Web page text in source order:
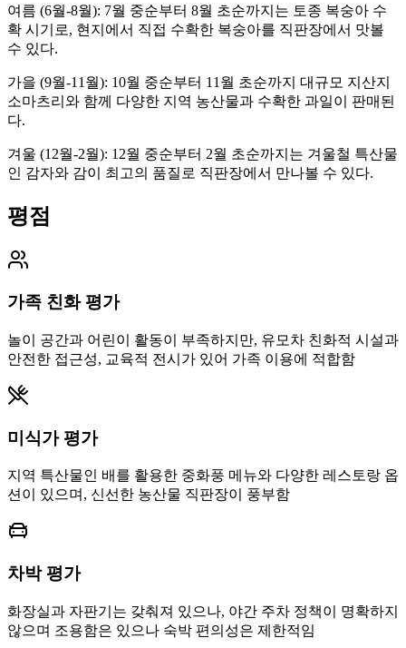
여름 (6월-8월): 7월 중순부터 8월 초순까지는 토종 복숭아 수
확 시기로, 현지에서 직접 수확한 복숭아를 직판장에서 맛볼
수 있다.
가을 (9월-11월): 10월 중순부터 11월 초순까지 대규모 지산지
소마츠리와 함께 다양한 지역 농산물과 수확한 과일이 판매된
다.
겨울 (12월-2월): 12월 중순부터 2월 초순까지는 겨울철 특산물
인 감자와 감이 최고의 품질로 직판장에서 만나볼 수 있다.
평점
가족 친화 평가
놀이 공간과 어린이 활동이 부족하지만, 유모차 친화적 시설과
안전한 접근성, 교육적 전시가 있어 가족 이용에 적합함
미식가 평가
지역 특산물인 배를 활용한 중화풍 메뉴와 다양한 레스토랑 옵
션이 있으며, 신선한 농산물 직판장이 풍부함
차박 평가
화장실과 자판기는 갖춰져 있으나, 야간 주차 정책이 명확하지
않으며 조용함은 있으나 숙박 편의성은 제한적임